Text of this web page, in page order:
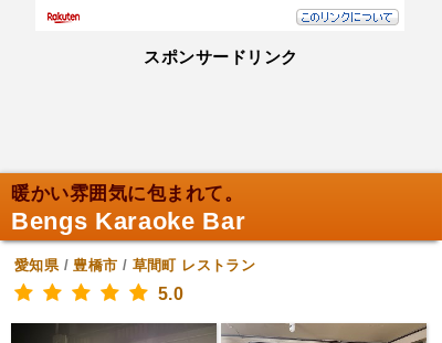
スポンサードリンク
暖かい雰囲気に包まれて。
Bengs Karaoke Bar
愛知県/豊橋市 / 草間町 レストラン
5.0